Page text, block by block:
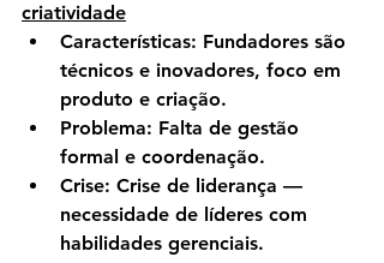
criatividade
Características: Fundadores são
técnicos e inovadores, foco em
produto e criação.
Problema: Falta de gestão
formal e coordenação.
Crise: Crise de liderança —
necessidade de líderes com
habilidades gerenciais.